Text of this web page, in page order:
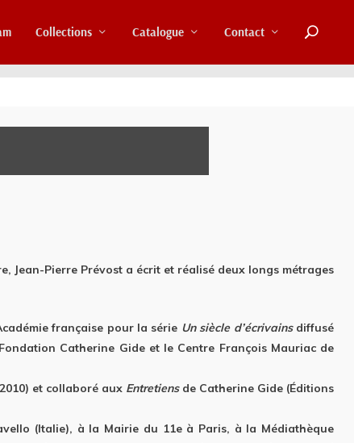
Collections Catalogue Contact
Jean-Pierre Prévost a écrit et réalisé deux longs métrages
française pour la série Un siècle d’écrivainsdiffusé
Catherine Gide et le Centre François Mauriac de
et collaboré aux Entretiensde Catherine Gide (Éditions
(Italie), à la Mairie du 11e à Paris, à la Médiathèque